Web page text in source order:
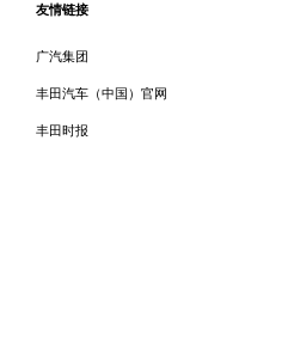
友情链接
广汽集团
丰田汽车（中国）官网
丰田时报